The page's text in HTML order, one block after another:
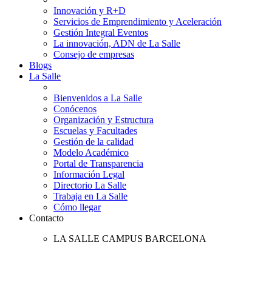
Innovación y R+D
Servicios de Emprendimiento y Aceleración
Gestión Integral Eventos
La innovación, ADN de La Salle
Consejo de empresas
Blogs
La Salle
Bienvenidos a La Salle
Conócenos
Organización y Estructura
Escuelas y Facultades
Gestión de la calidad
Modelo Académico
Portal de Transparencia
Información Legal
Directorio La Salle
Trabaja en La Salle
Cómo llegar
Contacto
LA SALLE CAMPUS BARCELONA